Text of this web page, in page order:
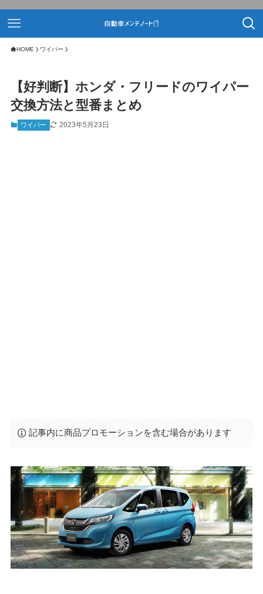
HOME ワイパー
【好判断】ホンダ・フリードのワイパー
交換方法と型番まとめ
ワイパー 2023年5月23日
記事内に商品プロモーションを含む場合があります